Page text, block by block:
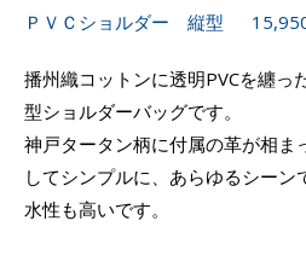
ＰＶＣショルダー 縦型 15,950
播州織コットンに透明PVCを纏っ
型ショルダーバッグです。
神戸タータン柄に付属の革が相ま
してシンプルに、あらゆるシー
水性も高いです。